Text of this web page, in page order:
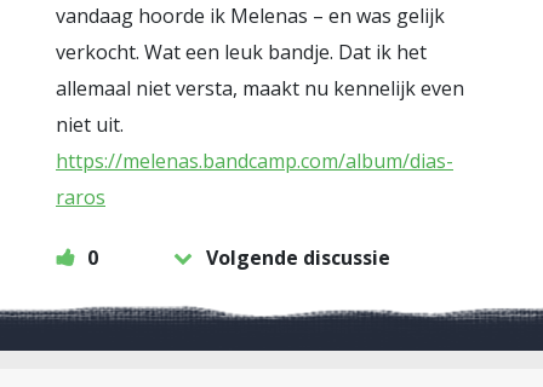
vandaag hoorde ik Melenas – en was gelijk
verkocht. Wat een leuk bandje. Dat ik het
allemaal niet versta, maakt nu kennelijk even
niet uit.
https://melenas.bandcamp.com/album/dias-
raros
0 Volgende discussie